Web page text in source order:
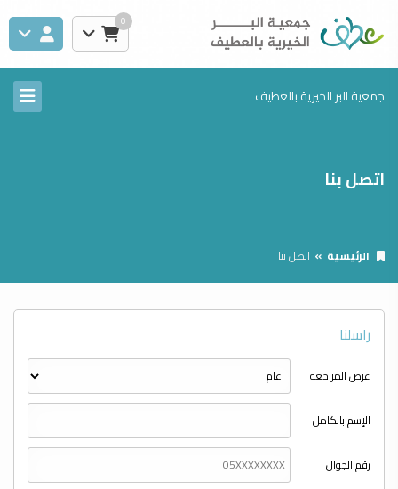
0
جمعية البر الخيرية بالعطيف
اتصل بنا
الرئيسية اتصل بنا
راسلنا
غرض المراجعة
الإسم بالكامل
رقم الجوال